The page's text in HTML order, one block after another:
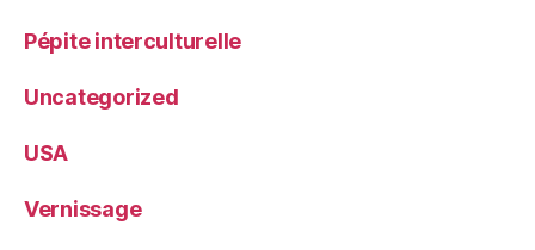
Pépite interculturelle
Uncategorized
USA
Vernissage